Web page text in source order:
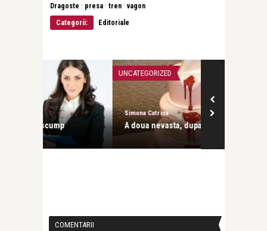
Dragoste · presa · tren ·vagon
Categorii:
Editoriale
UNCATEGORIZED
Simona Catrina
A doua nevasta, dupa prima napasta
COMENTARII